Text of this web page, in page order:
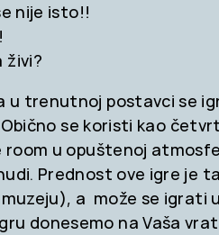
nije isto!!
živi?
u trenutnoj postavci se
se koristi kao
room u opuštenoj
Prednost ove igre je
a može se igrati
donesemo na Vaša